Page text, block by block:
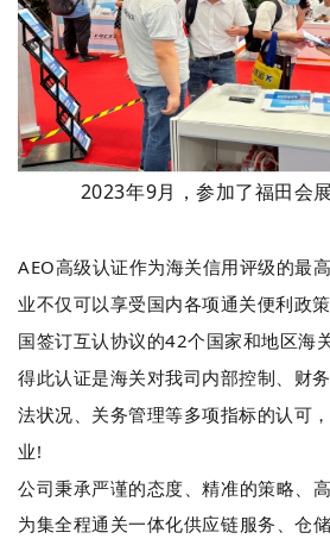
2023年9月，参加了福田会
AEO高级认证作为海关信用评级的最
业不仅可以享受国内各项通关便利政
国签订互认协议的42个国家和地区海
得此认证是海关对我司内部控制、财
法状况、关务管理等多项指标的认可
业!
公司秉承严谨的态度、精准的策略、
为集全程通关一体化供应链服务、仓